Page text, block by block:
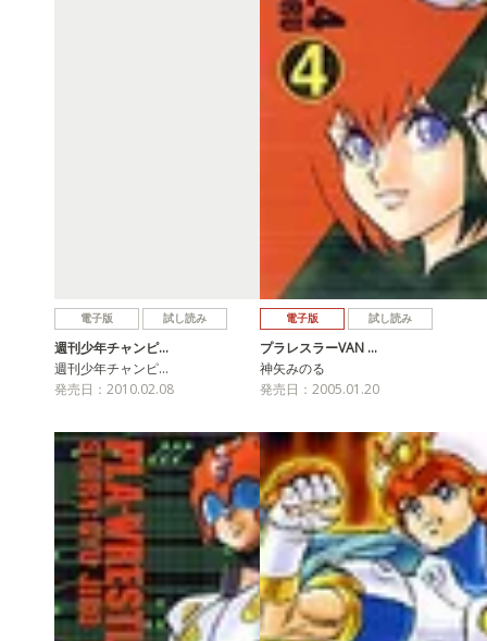
電子版 試し読み
週刊少年チャンピ…
週刊少年チャンピ…
発売日：2010.02.08
電子版 試し読み
プラレスラーVAN …
神矢みのる
発売日：2005.01.20